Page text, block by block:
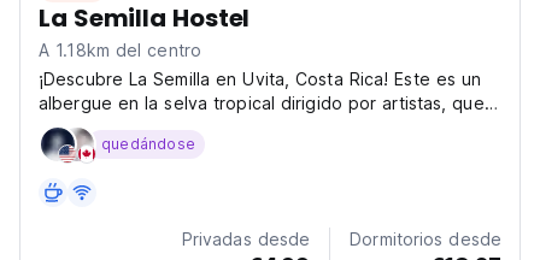
La Semilla Hostel
A 1.18km del centro
¡Descubre La Semilla en Uvita, Costa Rica! Este es un
albergue en la selva tropical dirigido por artistas, que
destina fondos a proyectos locales. Cerca de la Cola
de Ballena, este albergue comunitario es perfecto para
quedándose
Privadas desde Dormitorios desde